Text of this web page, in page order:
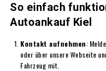
So einfach
Autoankauf Kiel
Kontakt aufnehmen:
oder über unsere Webseite
Fahrzeug mit.